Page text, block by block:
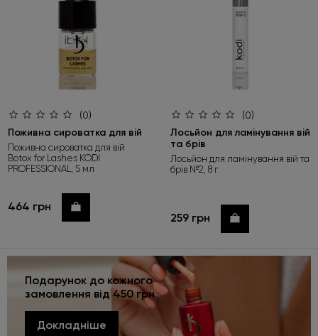
(0)
Поживна сироватка для вій
Поживна сироватка для вій
Botox for Lashes KODI
PROFESSIONAL, 5 мл
464 грн Купити
(0)
Лосьйон для ламінування вій
та брів
Лосьйон для ламінування вій та
брів №2, 8 г
259 грн Купити
Подарунок до кожного
замовлення від 450 грн
Докладніше